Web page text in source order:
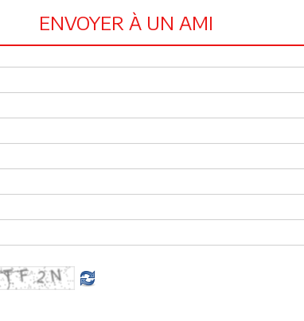
ENVOYER À UN AMI